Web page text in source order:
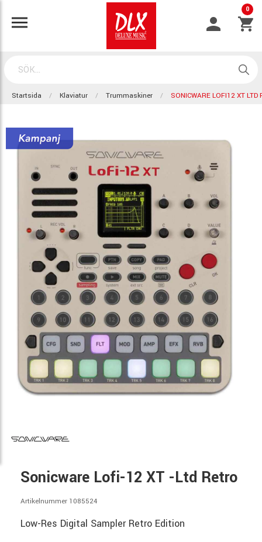
0
Startsida Klaviatur Trummaskiner SONICWARE LOFI12 XT LTD
Sonicware Lofi-12 XT -Ltd Retro
Artikelnummer 1085524
Low-Res Digital Sampler Retro Edition